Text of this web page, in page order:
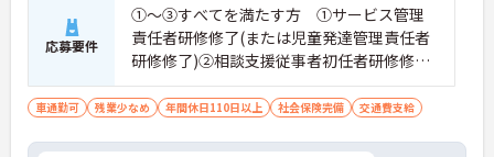
応募要件
①～③すべてを満たす方 ①サービス管理
責任者研修修了(または児童発達管理責任者
研修修了)②相談支援従事者初任者研修修了
(または相談支援従事者実務者研修修了)③普
通自動車運転免許(AT限定可)
車通勤可 残業少なめ 年間休日110日以上 社会保険完備 交通費支給